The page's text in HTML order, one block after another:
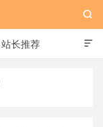

站长推荐
